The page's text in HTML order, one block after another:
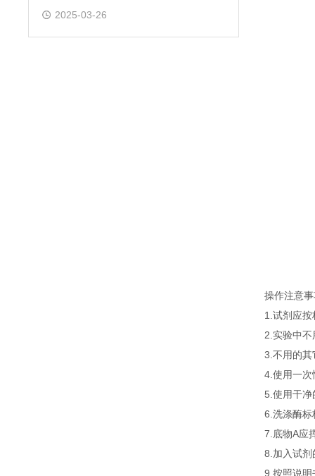
2025-03-26
操作注意
1.试剂应
2.实验中
3.不用的其
4.使用一次
5.使用干净
6.洗涤酶标
7.底物A应
8.加入试剂
9.按照说明